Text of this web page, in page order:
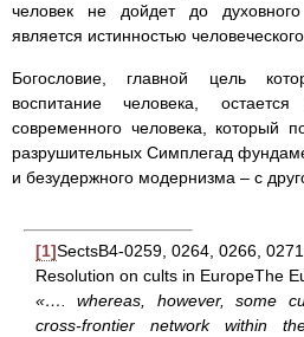
человек не дойдет до
является истинностью
Богословие, главной цель
воспитание человека,
современного человека, который
разрушительных Симплегад
и безудержного модернизма – с
[1]SectsB4-0259, 0264, 0266,
Resolution on cults in EuropeThe
«…
. whereas, however, some
cross-frontier network within